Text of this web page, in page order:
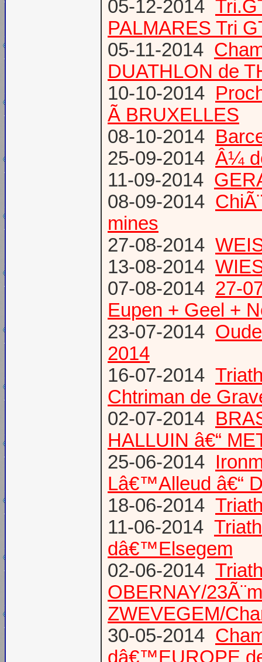
05-12-2014
PALMARES Tri
05-11-2014
DUATHLON de
10-10-2014
Ã BRUXELLES
08-10-2014
25-09-2014 Â¼
11-09-2014
08-09-2014
mines
27-08-2014
13-08-2014
07-08-2014 27-
Eupen + Geel +
23-07-2014
2014
16-07-2014
Chtriman de
02-07-2014
HALLUIN â€“
25-06-2014
Lâ€™Alleud â€“
18-06-2014
11-06-2014
dâ€™Elsegem
02-06-2014
OBERNAY/
ZWEVEGEM/
30-05-2014
dâ€™EUROPE